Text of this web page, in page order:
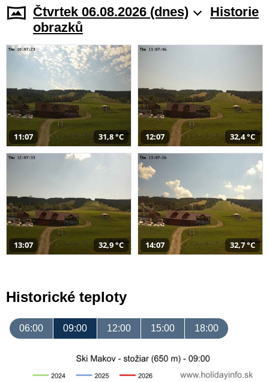
Čtvrtek 06.08.2026 (dnes)
Historie
obrazků
11:07 31,8 °C 12:07 32,4 °C
13:07 32,9 °C 14:07 32,7 °C
Historické teploty
06:00 09:00 12:00 15:00 18:00